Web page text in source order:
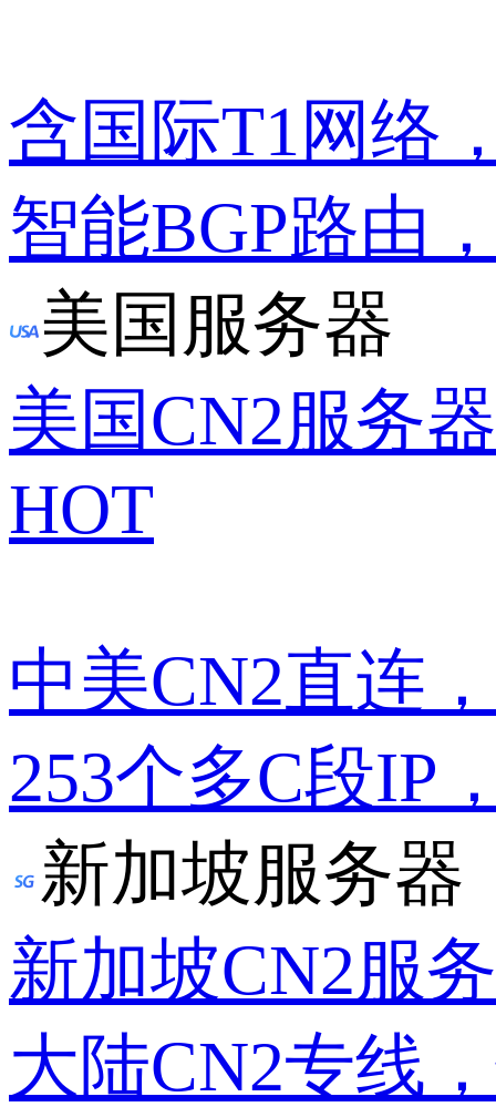
含国际T1网络
智能BGP路由
美国服务器
美国CN2服务器
HOT
中美CN2直连
253个多C段IP
新加坡服务器
新加坡CN2服
大陆CN2专线